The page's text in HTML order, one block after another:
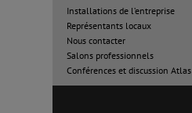
Installations de l’entreprise
Représentants locaux
Nous contacter
Salons professionnels
Conférences et discussion Atlas